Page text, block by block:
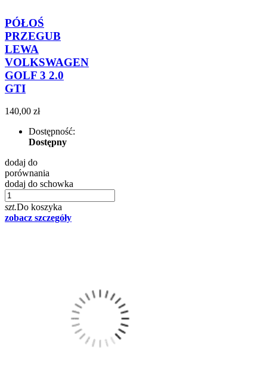
PÓŁOŚ
PRZEGUB
LEWA
VOLKSWAGEN
GOLF 3 2.0
GTI
140,00 zł
Dostępność:
Dostępny
dodaj do
porównania
dodaj do schowka
szt.Do koszyka
zobacz szczegóły